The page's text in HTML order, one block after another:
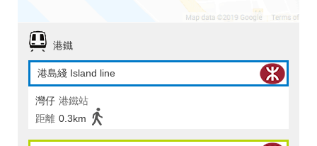
港鐵
港島綫 Island line
灣仔 港鐵站
距離 0.3km